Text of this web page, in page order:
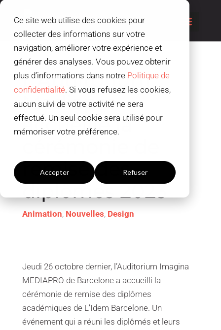
Ce site web utilise des cookies pour
collecter des informations sur votre
navigation, améliorer votre expérience et
générer des analyses. Vous pouvez obtenir
plus d’informations dans notre Politique de
confidentialité. Si vous refusez les cookies,
aucun suivi de votre activité ne sera
effectué. Un seul cookie sera utilisé pour
mémoriser votre préférence.
Accepter Refuser
L’Auditorium
Mediapro
accueille la
remise des
diplômes 2023
Animation, Nouvelles, Design
Jeudi 26 octobre dernier, l’Auditorium Imagina
MEDIAPRO de Barcelone a accueilli la
cérémonie de remise des diplômes
académiques de L’Idem Barcelone. Un
événement qui a réuni les diplômés et leurs